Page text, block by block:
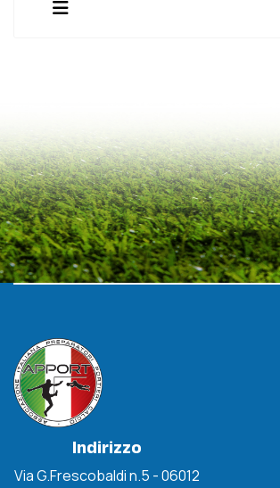
Indirizzo
Via G.Frescobaldi n.5 - 06012